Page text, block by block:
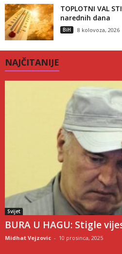
TOPLOTNI VAL
narednih dana
BiH 8 kolovoza, 2026
NAJČITANIJE
Svijet
BURA U HAGU: Stigle
Midhat Vejzovic - 10 prosinca, 2025